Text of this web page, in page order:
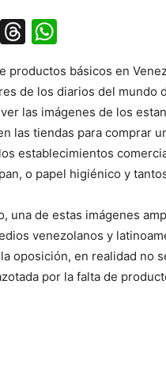
X Threads
productos básicos en
de los diarios del mundo
las imágenes de los
las tiendas para comprar
establecimientos
o papel higiénico y
una de estas imágenes
venezolanos y
oposición, en realidad no
por la falta de